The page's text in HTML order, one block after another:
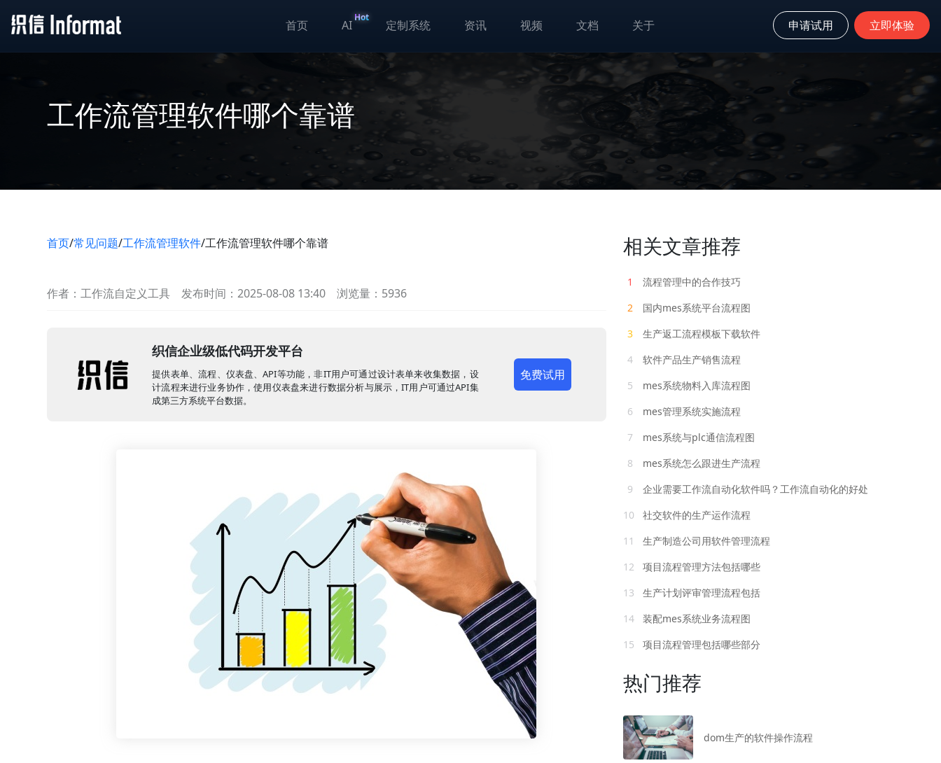
首页 AI
Hot
定制系统 资讯 视频 文档 关于 申请试用 立即体验
工作流管理软件哪个靠谱
首页/常见问题/工作流管理软件/工作流管理软件哪个靠谱
作者：工作流自定义工具 发布时间：2025-08-08 13:40 浏览量：5936
织信企业级低代码开发平台
提供表单、流程、仪表盘、API等功能，非IT用户可通过设计表单来收集数据，设
计流程来进行业务协作，使用仪表盘来进行数据分析与展示，IT用户可通过API集
成第三方系统平台数据。
免费试用
相关文章推荐
1
流程管理中的合作技巧
2
国内mes系统平台流程图
3
生产返工流程模板下载软件
4
软件产品生产销售流程
5
mes系统物料入库流程图
6
mes管理系统实施流程
7
mes系统与plc通信流程图
8
mes系统怎么跟进生产流程
9
企业需要工作流自动化软件吗？工作流自动化的好处
10
社交软件的生产运作流程
11
生产制造公司用软件管理流程
12
项目流程管理方法包括哪些
13
生产计划评审管理流程包括
14
装配mes系统业务流程图
15
项目流程管理包括哪些部分
热门推荐
dom生产的软件操作流程